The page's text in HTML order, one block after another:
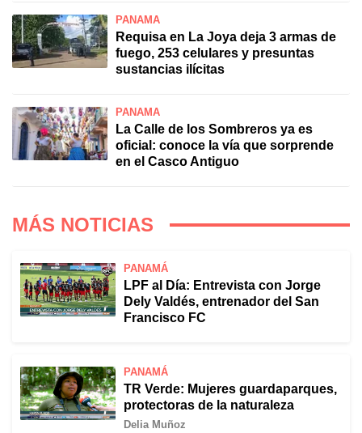
PANAMÁ
Requisa en La Joya deja 3 armas de
fuego, 253 celulares y presuntas
sustancias ilícitas
PANAMÁ
La Calle de los Sombreros ya es
oficial: conoce la vía que sorprende
en el Casco Antiguo
MÁS NOTICIAS
PANAMÁ
LPF al Día: Entrevista con Jorge
Dely Valdés, entrenador del San
Francisco FC
PANAMÁ
TR Verde: Mujeres guardaparques,
protectoras de la naturaleza
Delia Muñoz